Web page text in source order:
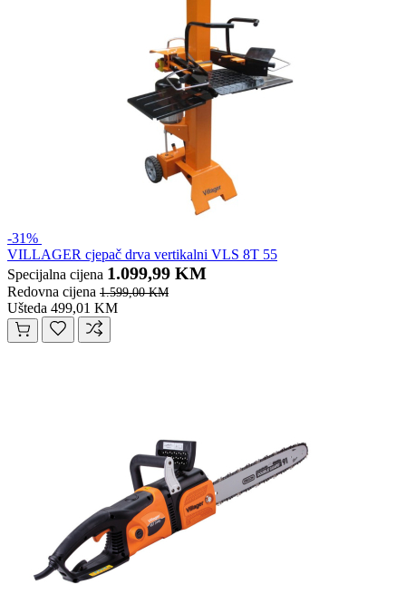
-31%
VILLAGER cjepač drva vertikalni VLS 8T 55
Specijalna cijena 1.099,99 KM
Redovna cijena 1.599,00 KM
Ušteda 499,01 KM